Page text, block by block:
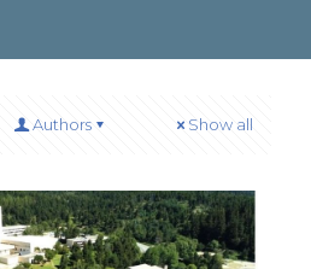
Authors Show all